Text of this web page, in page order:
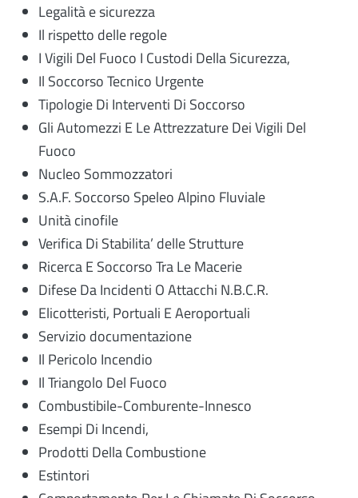
Legalità e sicurezza
Il rispetto delle regole
I Vigili Del Fuoco I Custodi Della Sicurezza,
Il Soccorso Tecnico Urgente
Tipologie Di Interventi Di Soccorso
Gli Automezzi E Le Attrezzature Dei Vigili Del
Fuoco
Nucleo Sommozzatori
S.A.F. Soccorso Speleo Alpino Fluviale
Unità cinofile
Verifica Di Stabilita’ delle Strutture
Ricerca E Soccorso Tra Le Macerie
Difese Da Incidenti O Attacchi N.B.C.R.
Elicotteristi, Portuali E Aeroportuali
Servizio documentazione
Il Pericolo Incendio
Il Triangolo Del Fuoco
Combustibile-Comburente-Innesco
Esempi Di Incendi,
Prodotti Della Combustione
Estintori